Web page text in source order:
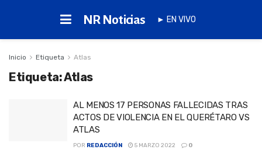
NR Noticias ► EN VIVO
Inicio Etiqueta Atlas
Etiqueta:Atlas
AL MENOS 17 PERSONAS FALLECIDAS TRAS
ACTOS DE VIOLENCIA EN EL QUERÉTARO VS
ATLAS
POR REDACCIÓN 5 MARZO 2022 0